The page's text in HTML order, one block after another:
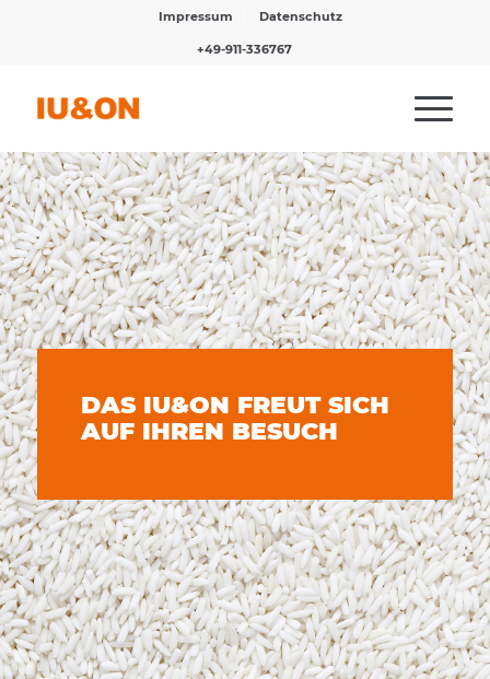
Impressum Datenschutz
+49-911-336767
DAS IU&ON FREUT SICH
AUF IHREN BESUCH